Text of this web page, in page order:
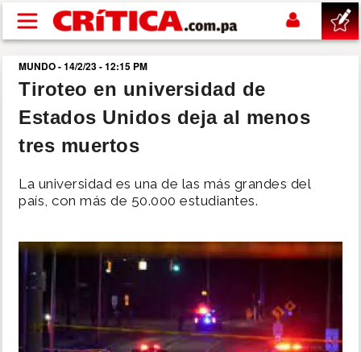
Pasar al contenido principal
buscar
SUCESOS
POLÍTICA
SHOW
DEPORTES
MUNDO
MUNDO - 14/2/23 - 12:15 PM
Tiroteo en universidad de
Estados Unidos deja al menos
tres muertos
La universidad es una de las más grandes del
país, con más de 50.000 estudiantes.